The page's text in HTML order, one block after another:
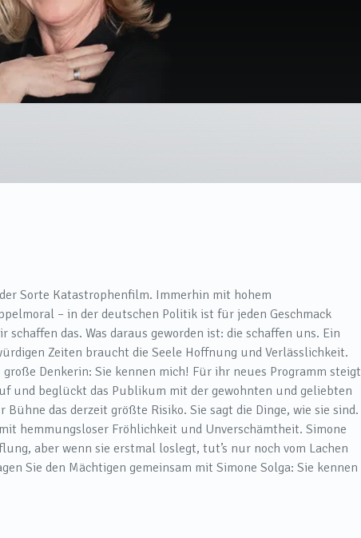
Sorte Katastrophenfilm. Immerhin mit hohem
– in der deutschen Politik ist für jeden Geschmack
das. Was daraus geworden ist: die schaffen uns. Ein
Zeiten braucht die Seele Hoffnung und Verlässlichkeit.
Denkerin: Sie kennen mich! Für ihr neues Programm steigt
und beglückt das Publikum mit der gewohnten und geliebten
das derzeit größte Risiko. Sie sagt die Dinge, wie sie sind.
hemmungsloser Fröhlichkeit und Unverschämtheit. Simone
aber wenn sie erstmal loslegt, tut’s nur noch vom Lachen
Sie den Mächtigen gemeinsam mit Simone Solga: Sie kennen